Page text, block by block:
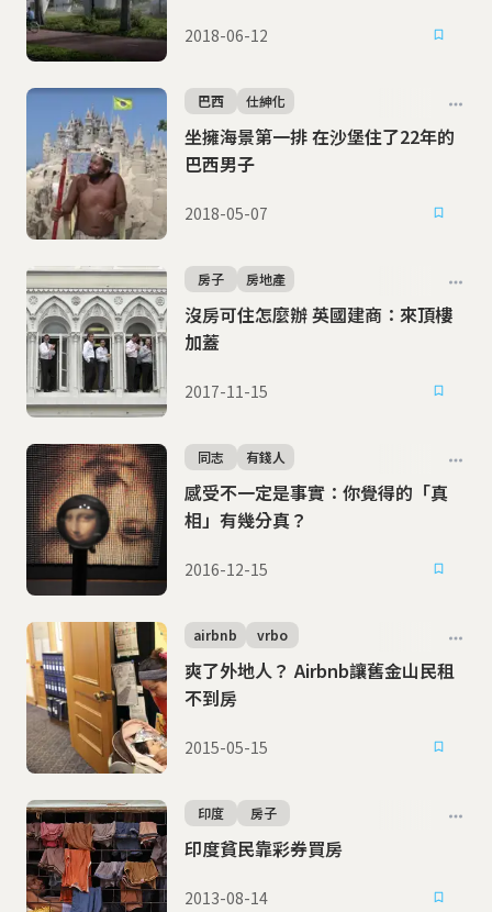
2018-06-12
坐擁海景第一排 在沙堡住了22年的
巴西男子
巴西 仕紳化
2018-05-07
沒房可住怎麼辦 英國建商：來頂樓
加蓋
房子 房地產
2017-11-15
感受不一定是事實：你覺得的「真
相」有幾分真？
同志 有錢人
2016-12-15
爽了外地人？ Airbnb讓舊金山民租
不到房
airbnb vrbo
2015-05-15
印度貧民靠彩券買房
印度 房子
2013-08-14